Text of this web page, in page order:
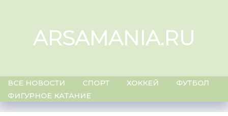
ARSAMANIA.RU
ВСЕ НОВОСТИ СПОРТ ХОККЕЙ
ФУТБОЛ
ФИГУРНОЕ КАТАНИЕ